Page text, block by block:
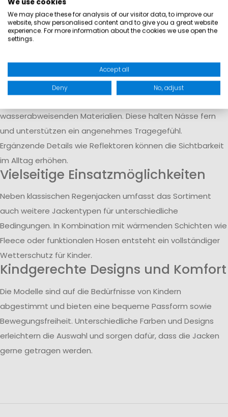
Begleiter für Kinder bei nassen und windigen Bedingungen.
Sie schützen vor Regen und sorgen dafür, dass Aktivitäten
im Freien auch bei schlechtem Wetter möglich bleiben. Die
geeignet.
Materialien und Wetterschutz
wasserabweisenden Materialien. Diese halten Nässe fern
und unterstützen ein angenehmes Tragegefühl.
Ergänzende Details wie Reflektoren können die Sichtbarkeit
im Alltag erhöhen.
Vielseitige Einsatzmöglichkeiten
Neben klassischen Regenjacken umfasst das Sortiment
auch weitere Jackentypen für unterschiedliche
Bedingungen. In Kombination mit wärmenden Schichten wie
Fleece oder funktionalen Hosen entsteht ein vollständiger
Wetterschutz für Kinder.
Kindgerechte Designs und Komfort
Die Modelle sind auf die Bedürfnisse von Kindern
abgestimmt und bieten eine bequeme Passform sowie
Bewegungsfreiheit. Unterschiedliche Farben und Designs
erleichtern die Auswahl und sorgen dafür, dass die Jacken
gerne getragen werden.
We may place these for analysis of our visitor data, to improve our
website, show personalised content and to give you a great website
experience. For more information about the cookies we use open the
settings.
Accept all
Deny No, adjust